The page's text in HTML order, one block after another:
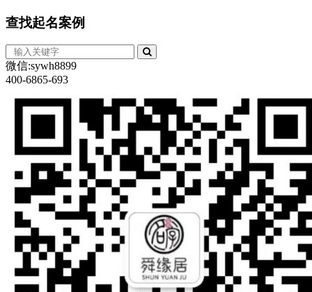
查找起名案例
微信:sywh8899
400-6865-693